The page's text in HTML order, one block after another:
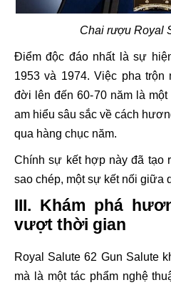
Chai rượu Royal
Điểm độc đáo nhất là sự
1953 và 1974. Việc pha
đời lên đến 60-70 năm là
am hiểu sâu sắc về cách
qua hàng chục năm.
Chính sự kết hợp này đã tạo
sao chép, một sự kết nối giữa
III. Khám phá
vượt thời gian
Royal Salute 62 Gun Salute
mà là một tác phẩm nghệ